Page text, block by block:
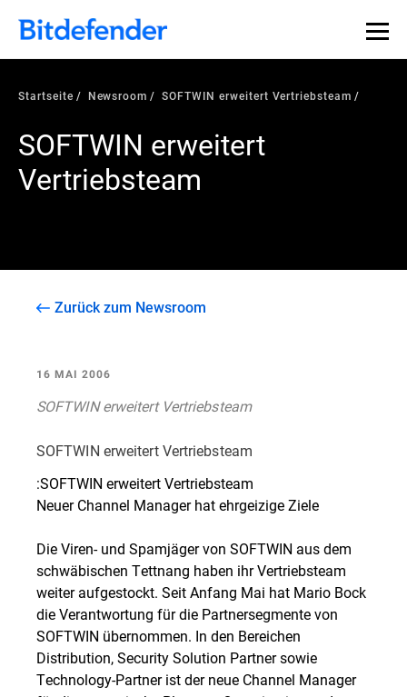
Startseite Newsroom SOFTWIN erweitert Vertriebsteam
SOFTWIN erweitert
Vertriebsteam
Zurück zum Newsroom
16 MAI 2006
SOFTWIN erweitert Vertriebsteam
SOFTWIN erweitert Vertriebsteam
:SOFTWIN erweitert Vertriebsteam
Neuer Channel Manager hat ehrgeizige Ziele
Die Viren- und Spamjäger von SOFTWIN aus dem
schwäbischen Tettnang haben ihr Vertriebsteam
weiter aufgestockt. Seit Anfang Mai hat Mario Bock
die Verantwortung für die Partnersegmente von
SOFTWIN übernommen. In den Bereichen
Distribution, Security Solution Partner sowie
Technology-Partner ist der neue Channel Manager